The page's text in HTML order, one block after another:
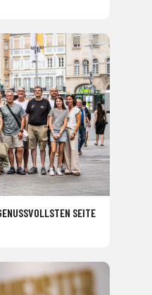
SEITE